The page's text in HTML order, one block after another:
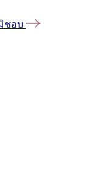
ชอบ